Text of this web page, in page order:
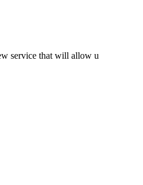
service that will allow u